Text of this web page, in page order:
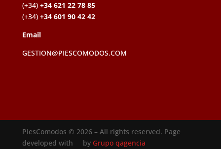
(+34) +34 621 22 78 85
(+34) +34 601 90 42 42
Email
GESTION@PIESCOMODOS.COM
PiesComodos © 2026 – All rights reserved. Page
developed with
by Grupo qagencia